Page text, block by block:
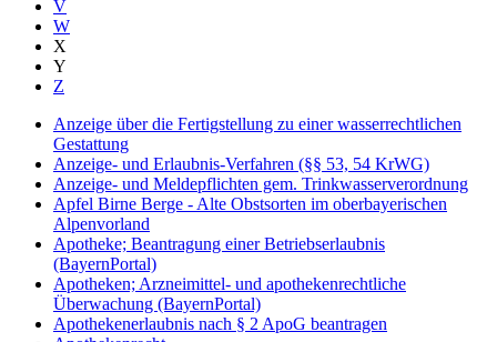
V
W
X
Y
Z
Anzeige über die Fertigstellung zu einer wasserrechtlichen
Gestattung
Anzeige- und Erlaubnis-Verfahren (§§ 53, 54 KrWG)
Anzeige- und Meldepflichten gem. Trinkwasserverordnung
Apfel Birne Berge - Alte Obstsorten im oberbayerischen
Alpenvorland
Apotheke; Beantragung einer Betriebserlaubnis
(BayernPortal)
Apotheken; Arzneimittel- und apothekenrechtliche
Überwachung (BayernPortal)
Apothekenerlaubnis nach § 2 ApoG beantragen